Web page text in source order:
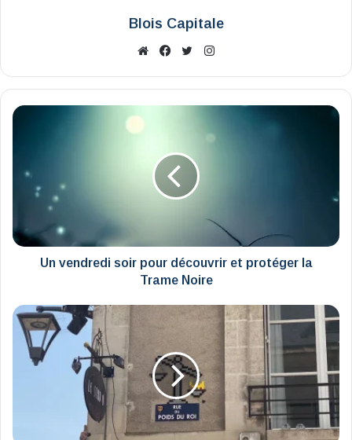
Blois Capitale
WebsiteFacebook
X
Un
découvrir
protéger
la
Trame
NoireUn vendredi soir pour découvrir et protéger la
Trame Noire
Rue
du
Poids